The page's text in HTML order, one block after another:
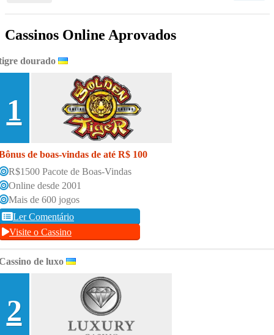
Cassinos Online Aprovados
dourado
1
de boas-vindas de até R$ 100
R$1500 Pacote de Boas-Vindas
Online desde 2001
Mais de 600 jogos
Ler Comentário
Visite o Cassino
de luxo
2